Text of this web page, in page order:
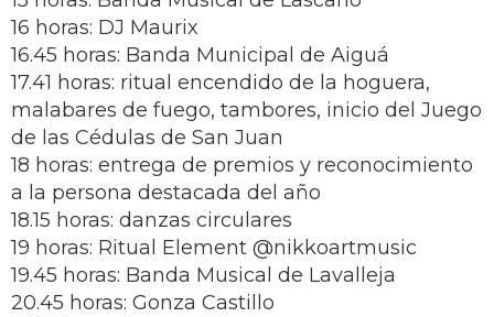
16 horas: DJ Maurix
16.45 horas: Banda Municipal de Aiguá
17.41 horas: ritual encendido de la hoguera,
malabares de fuego, tambores, inicio del Juego
de las Cédulas de San Juan
18 horas: entrega de premios y reconocimiento
a la persona destacada del año
18.15 horas: danzas circulares
19 horas: Ritual Element @nikkoartmusic
19.45 horas: Banda Musical de Lavalleja
20.45 horas: Gonza Castillo